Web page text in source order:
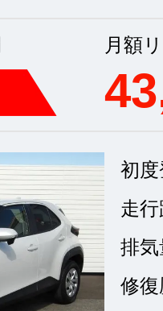
月額
初
走
排気
修復